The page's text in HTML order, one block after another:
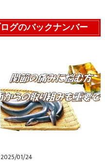
グのバックナンバー
2025/01/24